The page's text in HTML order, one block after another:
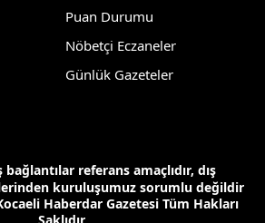
Puan Durumu
Nöbetçi Eczaneler
Günlük Gazeteler
referans amaçlıdır, dış
kuruluşumuz sorumlu değildir
Haberdar Gazetesi Tüm Hakları